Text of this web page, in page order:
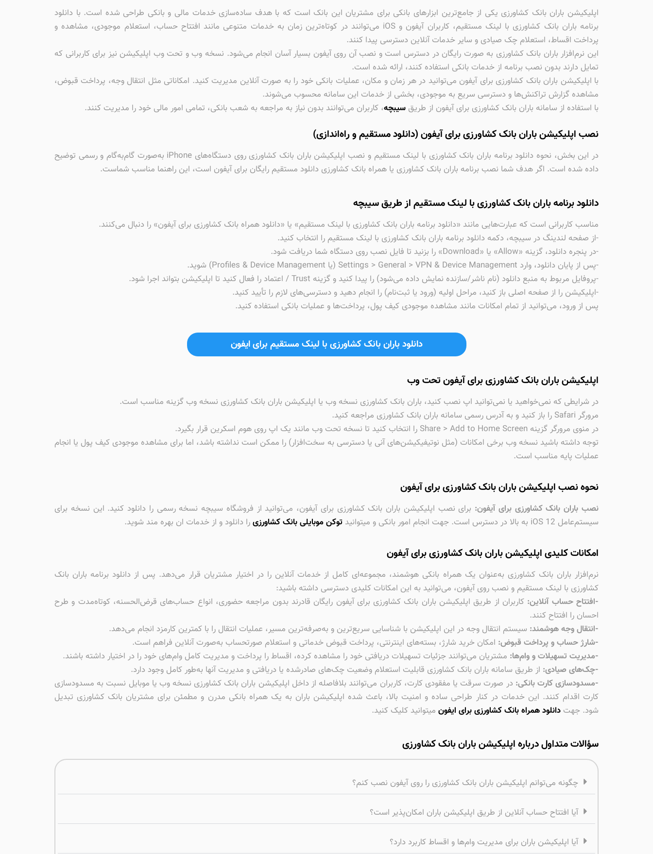
اپلیکیشن باران بانک کشاورزی یکی از جامع‌ترین ابزارهای بانکی برای مشتریان این بانک است که با هدف ساده‌سازی خدمات مالی و بانکی طراحی شده است. با دانلود
برنامه باران بانک کشاورزی با لینک مستقیم، کاربران آیفون و iOS می‌توانند در کوتاه‌ترین زمان به خدمات متنوعی مانند افتتاح حساب، استعلام موجودی، مشاهده و
پرداخت اقساط، استعلام چک صیادی و سایر خدمات آنلاین دسترسی پیدا کنند.
این نرم‌افزار باران بانک کشاورزی به صورت رایگان در دسترس است و نصب آن روی آیفون بسیار آسان انجام می‌شود. نسخه وب و تحت وب اپلیکیشن نیز برای کاربرانی که
تمایل دارند بدون نصب برنامه از خدمات بانکی استفاده کنند، ارائه شده است.
با اپلیکیشن باران بانک کشاورزی برای آیفون می‌توانید در هر زمان و مکان، عملیات بانکی خود را به صورت آنلاین مدیریت کنید. امکاناتی مثل انتقال وجه، پرداخت قبوض،
مشاهده گزارش تراکنش‌ها و دسترسی سریع به موجودی، بخشی از خدمات این سامانه محسوب می‌شوند.
با استفاده از سامانه باران بانک کشاورزی برای آیفون از طریق سیبچه، کاربران می‌توانند بدون نیاز به مراجعه به شعب بانکی، تمامی امور مالی خود را مدیریت کنند.
نصب اپلیکیشن باران بانک کشاورزی برای آیفون (دانلود مستقیم و راه‌اندازی)
در این بخش، نحوه دانلود برنامه باران بانک کشاورزی با لینک مستقیم و نصب اپلیکیشن باران بانک کشاورزی روی دستگاه‌های iPhone به‌صورت گام‌به‌گام و رسمی توضیح
داده شده است. اگر هدف شما نصب برنامه باران بانک کشاورزی یا همراه بانک کشاورزی دانلود مستقیم رایگان برای آیفون است، این راهنما مناسب شماست.
دانلود برنامه باران بانک کشاورزی با لینک مستقیم از طریق سیبچه
مناسب کاربرانی است که عبارت‌هایی مانند «دانلود برنامه باران بانک کشاورزی با لینک مستقیم» یا «دانلود همراه بانک کشاورزی برای آیفون» را دنبال می‌کنند.
-از صفحه لندینگ در سیبچه، دکمه دانلود برنامه باران بانک کشاورزی با لینک مستقیم را انتخاب کنید.
-در پنجره دانلود، گزینه «Allow» یا «Download» را بزنید تا فایل نصب روی دستگاه شما دریافت شود.
-پس از پایان دانلود، وارد Settings > General > VPN & Device Management (یا Profiles & Device Management) شوید.
-پروفایل مربوط به منبع دانلود (نام ناشر/سازنده نمایش داده می‌شود) را پیدا کنید و گزینه Trust / اعتماد را فعال کنید تا اپلیکیشن بتواند اجرا شود.
-اپلیکیشن را از صفحه اصلی باز کنید، مراحل اولیه (ورود یا ثبت‌نام) را انجام دهید و دسترسی‌های لازم را تأیید کنید.
پس از ورود، می‌توانید از تمام امکانات مانند مشاهده موجودی کیف پول، پرداخت‌ها و عملیات بانکی استفاده کنید.
دانلود باران بانک کشاورزی با لینک مستقیم برای ایفون
اپلیکیشن باران بانک کشاورزی برای آیفون تحت وب
در شرایطی که نمی‌خواهید یا نمی‌توانید اپ نصب کنید، باران بانک کشاورزی نسخه وب یا اپلیکیشن باران بانک کشاورزی نسخه وب گزینه‌ مناسب است.
مرورگر Safari را باز کنید و به آدرس رسمی سامانه باران بانک کشاورزی مراجعه کنید.
در منوی مرورگر گزینه Share > Add to Home Screen را انتخاب کنید تا نسخه تحت وب مانند یک اپ روی هوم اسکرین قرار بگیرد.
توجه داشته باشید نسخه وب برخی امکانات (مثل نوتیفیکیشن‌های آنی یا دسترسی به سخت‌افزار) را ممکن است نداشته باشد، اما برای مشاهده موجودی کیف پول یا انجام
عملیات پایه مناسب است.
نحوه نصب اپلیکیشن باران بانک کشاورزی برای آیفون
نصب باران بانک کشاورزی برای آیفون: برای نصب اپلیکیشن باران بانک کشاورزی برای آیفون، می‌توانید از فروشگاه سیبچه نسخه رسمی را دانلود کنید. این نسخه برای
سیستم‌عامل iOS 12 به بالا در دسترس است. جهت انجام امور بانکی و میتوانید
توکن موبایلی بانک کشاورزیرا دانلود و از خدمات ان بهره مند شوید.
امکانات کلیدی اپلیکیشن باران بانک کشاورزی برای آیفون
نرم‌افزار باران بانک کشاورزی به‌عنوان یک همراه بانکی هوشمند، مجموعه‌ای کامل از خدمات آنلاین را در اختیار مشتریان قرار می‌دهد. پس از دانلود برنامه باران بانک
کشاورزی با لینک مستقیم و نصب روی آیفون، می‌توانید به این امکانات کلیدی دسترسی داشته باشید:
-افتتاح حساب آنلاین: کاربران از طریق اپلیکیشن باران بانک کشاورزی برای آیفون رایگان قادرند بدون مراجعه حضوری، انواع حساب‌های قرض‌الحسنه، کوتاه‌مدت و طرح
احسان را افتتاح کنند.
-انتقال وجه هوشمند: سیستم انتقال وجه در این اپلیکیشن با شناسایی سریع‌ترین و به‌صرفه‌ترین مسیر، عملیات انتقال را با کمترین کارمزد انجام می‌دهد.
-شارژ حساب و پرداخت قبوض: امکان خرید شارژ، بسته‌های اینترنتی، پرداخت قبوض خدماتی و استعلام صورتحساب به‌صورت آنلاین فراهم است.
-مدیریت تسهیلات و وام‌ها: مشتریان می‌توانند جزئیات تسهیلات دریافتی خود را مشاهده کرده، اقساط را پرداخت و مدیریت کامل وام‌های خود را در اختیار داشته باشند.
-چک‌های صیادی: از طریق سامانه باران بانک کشاورزی قابلیت استعلام وضعیت چک‌های صادرشده یا دریافتی و مدیریت آنها به‌طور کامل وجود دارد.
-مسدودسازی کارت بانکی: در صورت سرقت یا مفقودی کارت، کاربران می‌توانند بلافاصله از داخل اپلیکیشن باران بانک کشاورزی نسخه وب یا موبایل نسبت به مسدودسازی
کارت اقدام کنند. این خدمات در کنار طراحی ساده و امنیت بالا، باعث شده اپلیکیشن باران به یک همراه بانکی مدرن و مطمئن برای مشتریان بانک کشاورزی تبدیل
شود. جهت دانلود همراه بانک کشاورزی برای ایفون میتوانید کلیک کنید.
سؤالات متداول درباره اپلیکیشن باران بانک کشاورزی
چگونه می‌توانم اپلیکیشن باران بانک کشاورزی را روی آیفون نصب کنم؟
آیا افتتاح حساب آنلاین از طریق اپلیکیشن باران امکان‌پذیر است؟
آیا اپلیکیشن باران برای مدیریت وام‌ها و اقساط کاربرد دارد؟